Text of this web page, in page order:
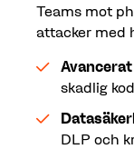
Teams mot
attacker med
skadlig
DLP och